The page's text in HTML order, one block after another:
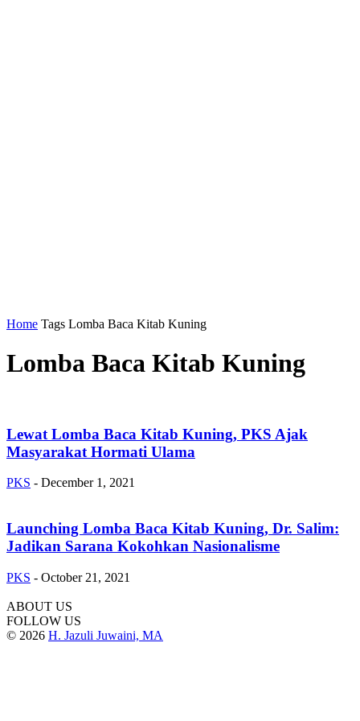
Home Tags Lomba Baca Kitab Kuning
Lomba Baca Kitab Kuning
Lewat Lomba Baca Kitab Kuning, PKS Ajak
Masyarakat Hormati Ulama
PKS - December 1, 2021
Launching Lomba Baca Kitab Kuning, Dr. Salim:
Jadikan Sarana Kokohkan Nasionalisme
PKS - October 21, 2021
ABOUT US
FOLLOW US
© 2026 H. Jazuli Juwaini, MA